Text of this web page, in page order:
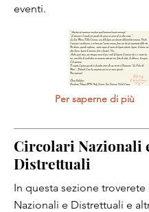
eventi.
Per saperne di più
Circolari Nazionali
Distrettuali
In questa sezione troverete
Nazionali e Distrettuali e